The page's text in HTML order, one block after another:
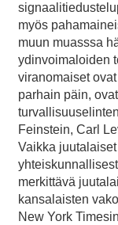
myös
muun muasssa
ydinvoimaloiden
viranomaiset
parhain päin,
Feinstein, Carl
Vaikka
merkittävä
kansalaisten
New York